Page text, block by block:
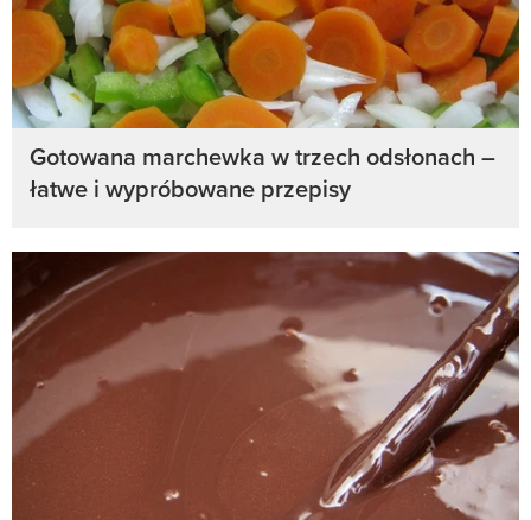
Gotowana marchewka w trzech odsłonach –
łatwe i wypróbowane przepisy